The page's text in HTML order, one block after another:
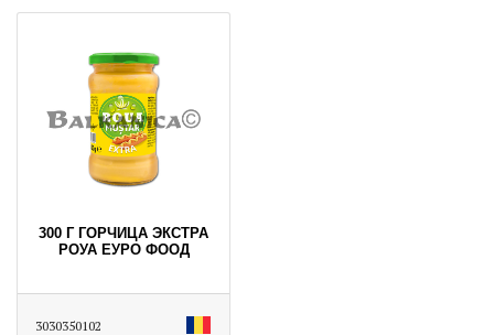
300 Г ГОРЧИЦА ЭКСТРА
РОУА ЕУРО ФООД
3030350102